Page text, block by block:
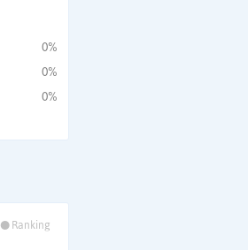
0%
0%
0%
•
Ranking